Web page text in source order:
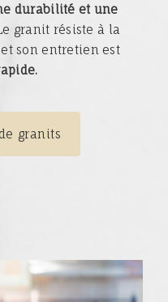
durabilité et une
granit résiste à la
son entretien est
granits